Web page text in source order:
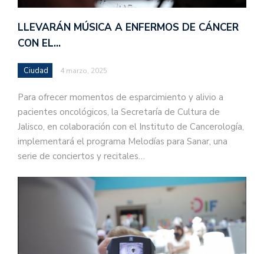
LLEVARÁN MÚSICA A ENFERMOS DE CÁNCER
CON EL…
Ciudad 4 marzo, 2025
Para ofrecer momentos de esparcimiento y alivio a
pacientes oncológicos, la Secretaría de Cultura de
Jalisco, en colaboración con el Instituto de Cancerología,
implementará el programa Melodías para Sanar, una
serie de conciertos y recitales…